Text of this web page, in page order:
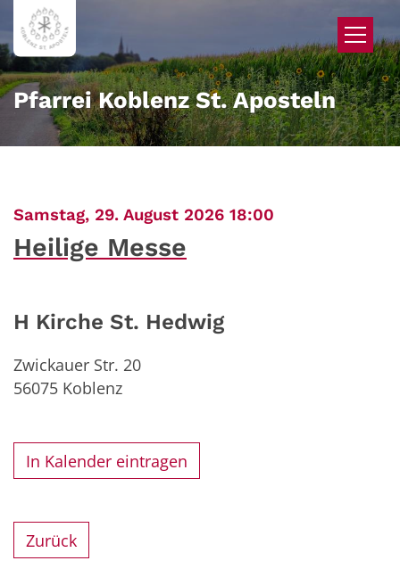
Zum Inhalt springen
Pfarrei Koblenz St. Aposteln
Samstag, 29. August 2026 18:00
Heilige Messe
H Kirche St. Hedwig
Zwickauer Str. 20
56075 Koblenz
In Kalender eintragen
Zurück